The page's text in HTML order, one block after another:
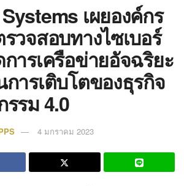
เผยองค์กร
วจสอบทางไซเบอร์
ารเครือข่ายอัจฉริยะ
ารเติบโตของธุรกิจ
รม 4.0
4 มกราคม 2023